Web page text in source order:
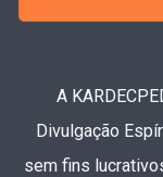
A
Divulgação
sem fins